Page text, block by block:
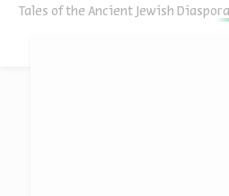
Tales of the Ancient Jewish Diaspora